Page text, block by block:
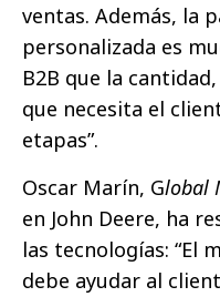
ventas. Además, la
personalizada es
B2B que la
que necesita el
etapas”.
Oscar Marín, Global
en John Deere, ha
las tecnologías: “El
debe ayudar al